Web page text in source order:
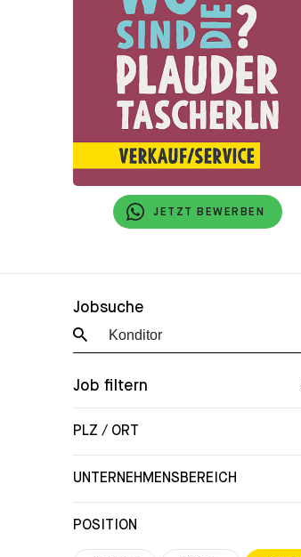
JETZT BEWERBEN
Jobsuche
Job filtern
PLZ / ORT
UNTERNEHMENSBEREICH
POSITION